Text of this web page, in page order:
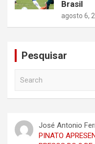
Brasil
agosto 6,
Pesquisar
h
José Antonio
PINATO